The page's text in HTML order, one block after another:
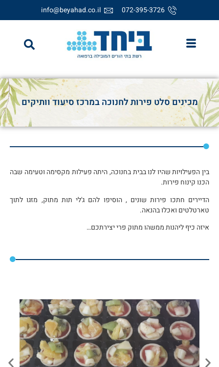
072-395-3726
info@beyahad.co.il
מכינים סלט פירות לחנוכה במרכז סיעוד וותיקים
בין הפעילויות שהיו לנו בבית בחנוכה, היתה פעילות מקסימה וטעימה שבה
הכנו קינוח פירות.
הדיירים חתכו פירות שונים , הוסיפו להם ג'לי תות מתוק, מזגו לתוך
טארטלטים ואכלו בהנאה.
איזה כיף ליהנות ממשהו מתוק פרי יצירתכם…